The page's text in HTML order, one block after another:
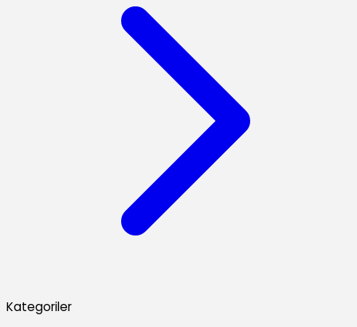
Kategoriler